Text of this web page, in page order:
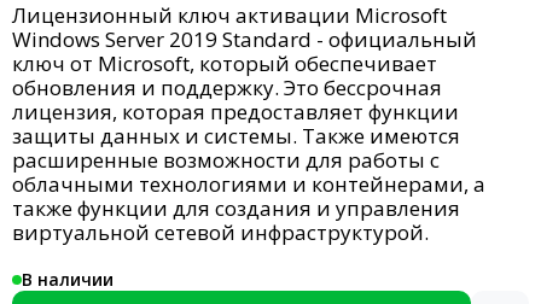
Лицензионный ключ активации Microsoft
Windows Server 2019 Standard - официальный
ключ от Microsoft, который обеспечивает
обновления и поддержку. Это бессрочная
лицензия, которая предоставляет функции
защиты данных и системы. Также имеются
расширенные возможности для работы с
облачными технологиями и контейнерами, а
также функции для создания и управления
виртуальной сетевой инфраструктурой.
В наличии